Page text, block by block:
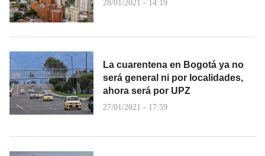
28/01/2021 - 14:19
La cuarentena en Bogotá ya no
será general ni por localidades,
ahora será por UPZ
27/01/2021 - 17:59